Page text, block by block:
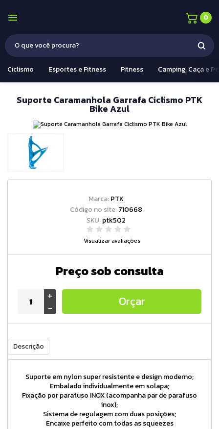
0
Ciclismo Esportes e Fitness Fitness Camping, Caça e
Suporte Caramanhola Garrafa Ciclismo PTK
Bike Azul
Marca:PTK
Código no site:710668
SKU:ptk502
Visualizar avaliações
Preço sob consulta
+
-
Orçar
Descrição
Suporte em nylon super resistente e design moderno;
Embalado individualmente em solapa;
Fixação por parafuso INOX (acompanha par de parafuso
inox);
Sistema de regulagem com duas posições;
Encaixe perfeito com todas as squeezes